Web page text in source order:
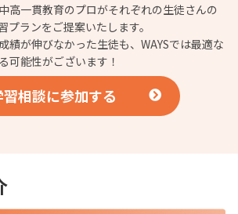
高一貫教育のプロがそれぞれの生徒さんの
プランをご提案いたします。
績が伸びなかった生徒も、WAYSでは最適な
可能性がございます！
習相談に参加する